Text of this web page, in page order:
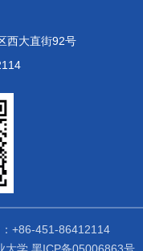
西大直街92号
+86-451-86412114
大学 黑ICP备05006863号